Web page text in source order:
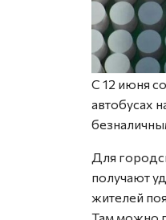
С 12 июня
автобусах
Для
получают
жителей
Там можно